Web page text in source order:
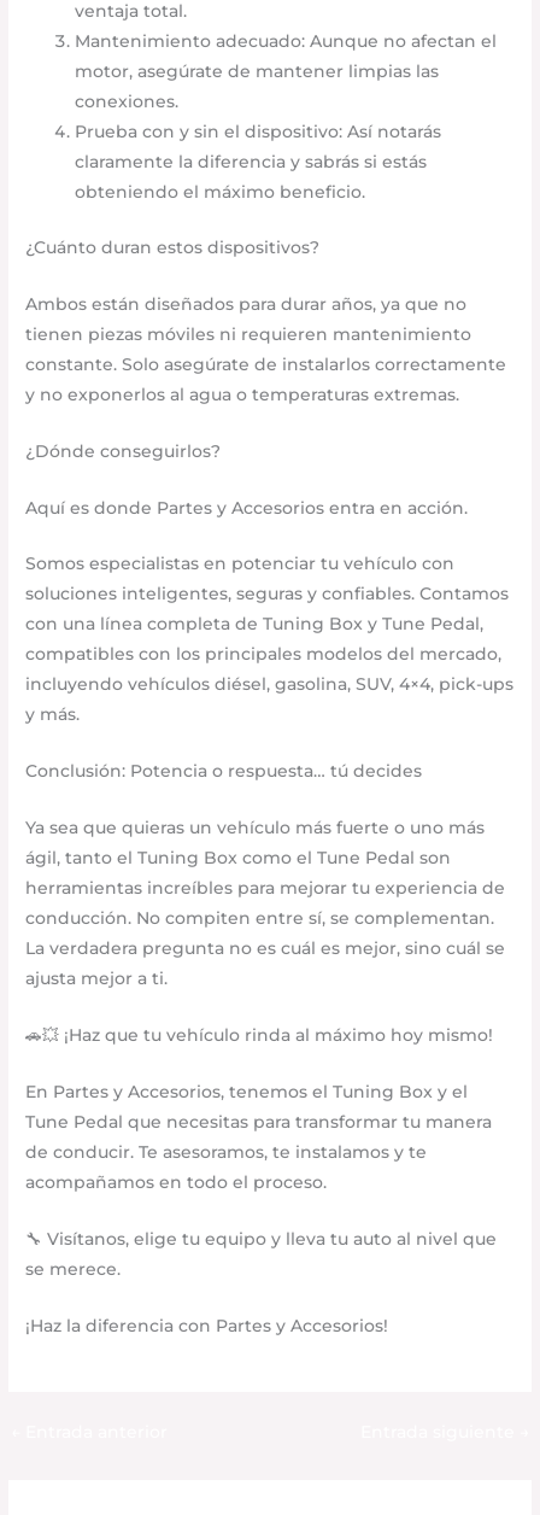
ventaja total.
Mantenimiento adecuado: Aunque no afectan el
motor, asegúrate de mantener limpias las
conexiones.
Prueba con y sin el dispositivo: Así notarás
claramente la diferencia y sabrás si estás
obteniendo el máximo beneficio.
¿Cuánto duran estos dispositivos?
Ambos están diseñados para durar años, ya que no
tienen piezas móviles ni requieren mantenimiento
constante. Solo asegúrate de instalarlos correctamente
y no exponerlos al agua o temperaturas extremas.
¿Dónde conseguirlos?
Aquí es donde Partes y Accesorios entra en acción.
Somos especialistas en potenciar tu vehículo con
soluciones inteligentes, seguras y confiables. Contamos
con una línea completa de Tuning Box y Tune Pedal,
compatibles con los principales modelos del mercado,
incluyendo vehículos diésel, gasolina, SUV, 4×4, pick-ups
y más.
Conclusión: Potencia o respuesta… tú decides
Ya sea que quieras un vehículo más fuerte o uno más
ágil, tanto el Tuning Box como el Tune Pedal son
herramientas increíbles para mejorar tu experiencia de
conducción. No compiten entre sí, se complementan.
La verdadera pregunta no es cuál es mejor, sino cuál se
ajusta mejor a ti.
🚗💥 ¡Haz que tu vehículo rinda al máximo hoy mismo!
En Partes y Accesorios, tenemos el Tuning Box y el
Tune Pedal que necesitas para transformar tu manera
de conducir. Te asesoramos, te instalamos y te
acompañamos en todo el proceso.
🔧 Visítanos, elige tu equipo y lleva tu auto al nivel que
se merece.
¡Haz la diferencia con Partes y Accesorios!